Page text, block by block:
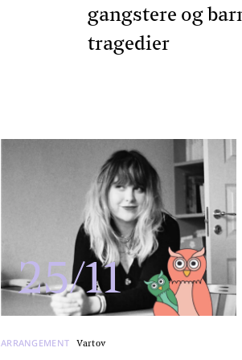
gangstere og
tragedier
25/11
ARRANGEMENT Vartov